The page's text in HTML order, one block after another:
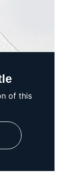
of this